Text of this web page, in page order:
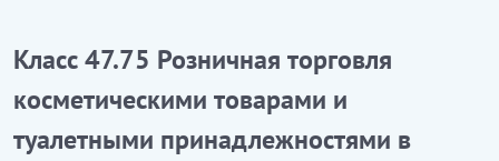
Класс 47.75 Розничная торговля
косметическими товарами и
туалетными принадлежностями в